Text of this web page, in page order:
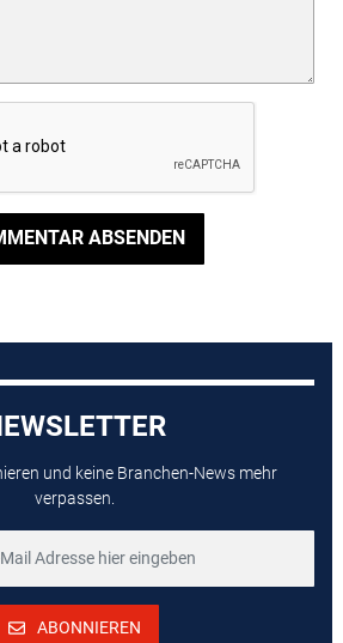
ABSENDEN
und keine Branchen-News mehr
verpassen.
ABONNIEREN